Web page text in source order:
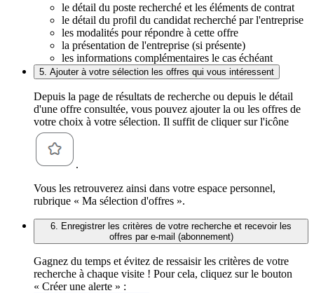
le détail du poste recherché et les éléments de contrat
le détail du profil du candidat recherché par l'entreprise
les modalités pour répondre à cette offre
la présentation de l'entreprise (si présente)
les informations complémentaires le cas échéant
5. Ajouter à votre sélection les offres qui vous intéressent
Depuis la page de résultats de recherche ou depuis le détail
d'une offre consultée, vous pouvez ajouter la ou les offres de
votre choix à votre sélection. Il suffit de cliquer sur l'icône
.
Vous les retrouverez ainsi dans votre espace personnel,
rubrique « Ma sélection d'offres ».
6. Enregistrer les critères de votre recherche et recevoir les
offres par e-mail (abonnement)
Gagnez du temps et évitez de ressaisir les critères de votre
recherche à chaque visite ! Pour cela, cliquez sur le bouton
« Créer une alerte » :